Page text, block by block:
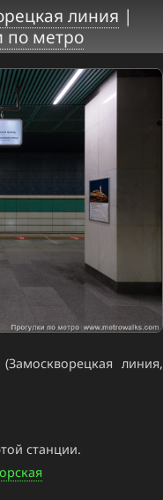
линия |
по метро
линия,
станции.